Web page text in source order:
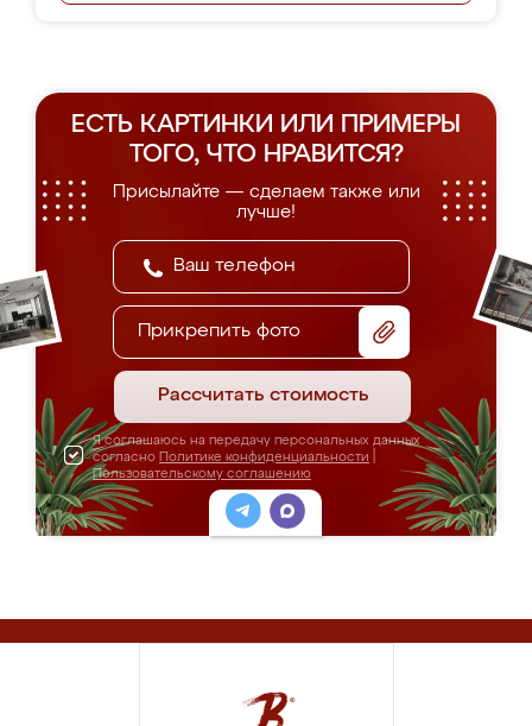
ЕСТЬ КАРТИНКИ ИЛИ ПРИМЕРЫ
ТОГО, ЧТО НРАВИТСЯ?
Присылайте — сделаем также или
лучше!
Прикрепить фото
Рассчитать стоимость
Я соглашаюсь на передачу персональных данных
согласно Политике конфиденциальности
Пользовательскому соглашению